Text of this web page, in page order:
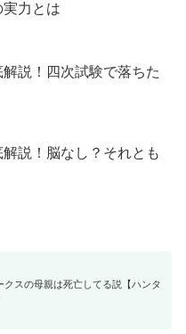
力とは
説！四次試験で落ちた
説！脳なし？それとも
クスの母親は死亡してる説【ハンタ